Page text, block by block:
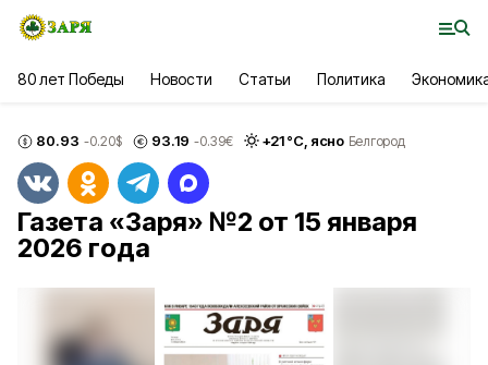
80 лет Победы Новости Статьи Политика
80.93 -0.20$ 93.19 -0.39€ +21°С, ясно Белгород
Газета «Заря» №2 от 15 января
2026 года